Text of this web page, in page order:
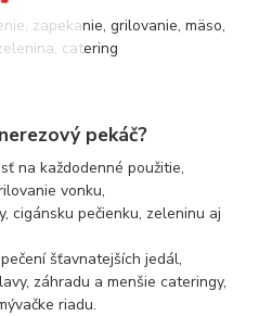
zapekanie, grilovanie, mäso,
catering
pekáč?
na každodenné použitie,
vonku,
cigánsku pečienku, zeleninu aj
šťavnatejších jedál,
záhradu a menšie cateringy,
riadu.